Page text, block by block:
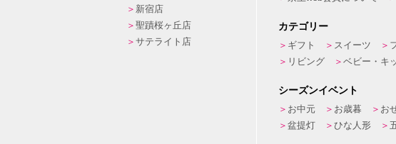
新宿店
聖蹟桜ヶ丘店
サテライト店
カテゴリー
ギフト スイーツ
リビング
ベビー・キ
シーズンイベント
お中元 お歳暮 お
盆提灯
ひな人形